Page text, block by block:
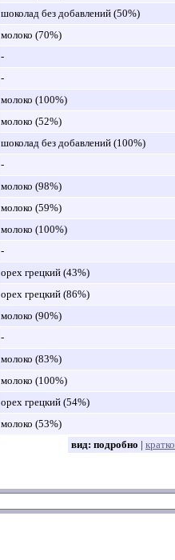
шоколад без добавлений (50%)
молоко (70%)
-
-
молоко (100%)
молоко (52%)
шоколад без добавлений (100%)
-
молоко (98%)
молоко (59%)
молоко (100%)
-
орех грецкий (43%)
орех грецкий (86%)
молоко (90%)
-
молоко (83%)
молоко (100%)
орех грецкий (54%)
молоко (53%)
вид: подробно | кратко